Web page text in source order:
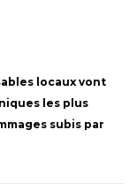
locaux vont
les plus
subis par